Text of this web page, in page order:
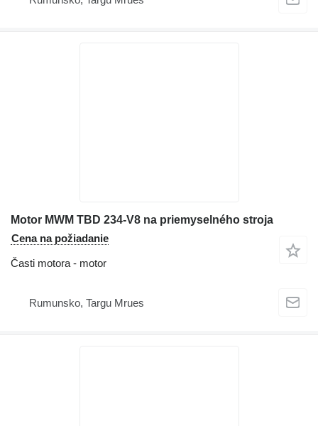
Motor MWM TBD 234-V8 na priemyselného stroja
Cena na požiadanie
Časti motora - motor
Rumunsko, Targu Mrues